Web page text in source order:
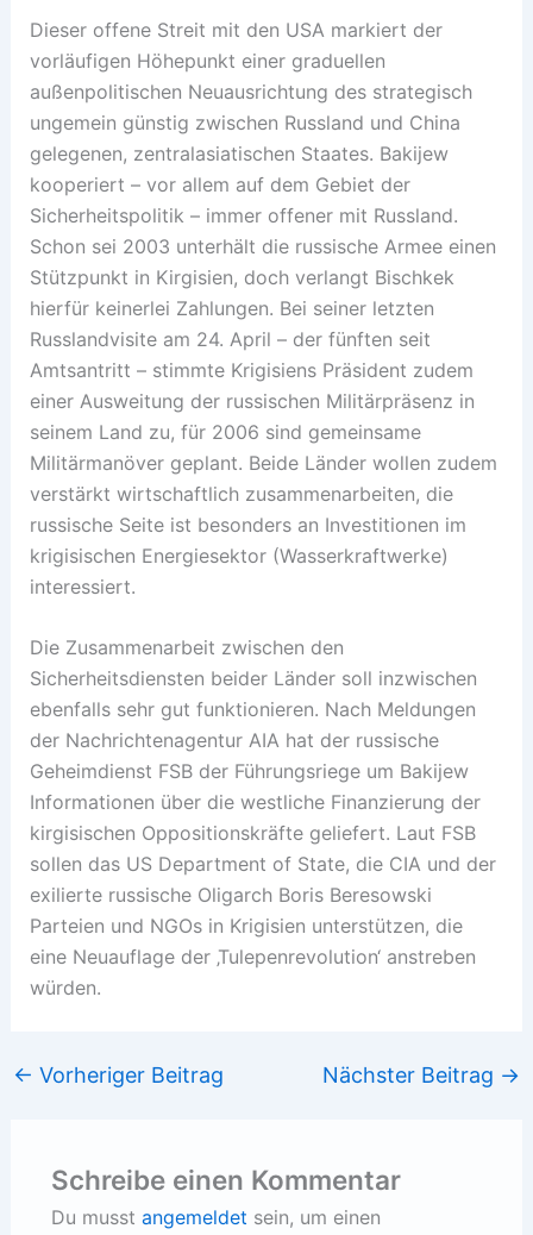
Dieser offene Streit mit den USA markiert der
vorläufigen Höhepunkt einer graduellen
außenpolitischen Neuausrichtung des strategisch
ungemein günstig zwischen Russland und China
gelegenen, zentralasiatischen Staates. Bakijew
kooperiert – vor allem auf dem Gebiet der
Sicherheitspolitik – immer offener mit Russland.
Schon sei 2003 unterhält die russische Armee einen
Stützpunkt in Kirgisien, doch verlangt Bischkek
hierfür keinerlei Zahlungen. Bei seiner letzten
Russlandvisite am 24. April – der fünften seit
Amtsantritt – stimmte Krigisiens Präsident zudem
einer Ausweitung der russischen Militärpräsenz in
seinem Land zu, für 2006 sind gemeinsame
Militärmanöver geplant. Beide Länder wollen zudem
verstärkt wirtschaftlich zusammenarbeiten, die
russische Seite ist besonders an Investitionen im
krigisischen Energiesektor (Wasserkraftwerke)
interessiert.
Die Zusammenarbeit zwischen den
Sicherheitsdiensten beider Länder soll inzwischen
ebenfalls sehr gut funktionieren. Nach Meldungen
der Nachrichtenagentur AIA hat der russische
Geheimdienst FSB der Führungsriege um Bakijew
Informationen über die westliche Finanzierung der
kirgisischen Oppositionskräfte geliefert. Laut FSB
sollen das US Department of State, die CIA und der
exilierte russische Oligarch Boris Beresowski
Parteien und NGOs in Krigisien unterstützen, die
eine Neuauflage der ‚Tulepenrevolution‘ anstreben
würden.
← Vorheriger Beitrag Nächster Beitrag →
Schreibe einen Kommentar
Du musst angemeldet sein, um einen